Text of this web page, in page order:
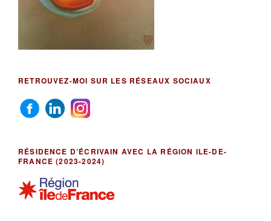
RETROUVEZ-MOI SUR LES RÉSEAUX SOCIAUX
RÉSIDENCE D’ÉCRIVAIN AVEC LA RÉGION ILE-DE-
FRANCE (2023-2024)